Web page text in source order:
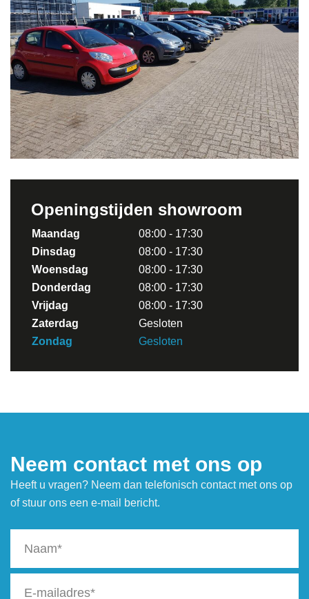
Openingstijden showroom
Maandag
08:00 - 17:30
Dinsdag
08:00 - 17:30
Woensdag
08:00 - 17:30
Donderdag
08:00 - 17:30
Vrijdag
08:00 - 17:30
Zaterdag
Gesloten
Zondag
Gesloten
Neem contact met ons op
Heeft u vragen? Neem dan telefonisch contact met ons op
of stuur ons een e-mail bericht.